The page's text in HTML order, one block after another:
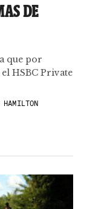
DE
que por
HSBC Private